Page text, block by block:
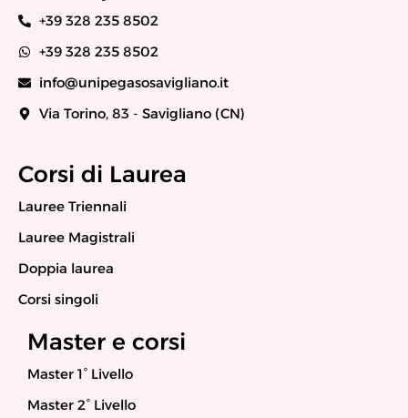
+39 328 235 8502
+39 328 235 8502
info@unipegasosavigliano.it
Via Torino, 83 - Savigliano (CN)
Corsi di Laurea
Lauree Triennali
Lauree Magistrali
Doppia laurea
Corsi singoli
Master e corsi
Master 1° Livello
Master 2° Livello